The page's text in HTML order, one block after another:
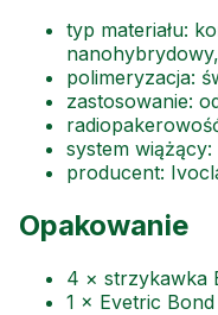
typ materiału:
nanohybrydowy,
polimeryzacja:
zastosowanie:
system
producent:
Opakowanie
4 × strzykawka
1 × Evetric Bond